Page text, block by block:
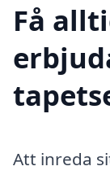
Få
Att inreda